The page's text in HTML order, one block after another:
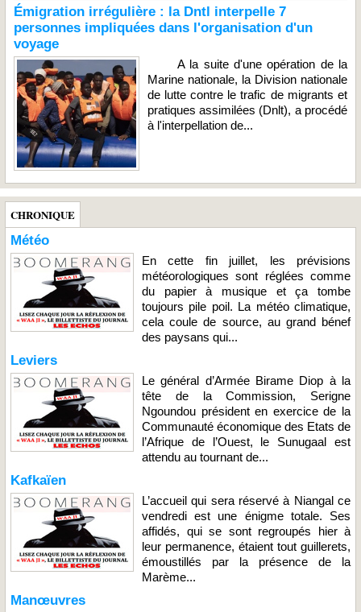
Émigration irrégulière : la Dntl interpelle 7
personnes impliquées dans l'organisation d'un
voyage
A la suite d'une opération de la
Marine nationale, la Division nationale
de lutte contre le trafic de migrants et
pratiques assimilées (Dnlt), a procédé
à l'interpellation de...
CHRONIQUE
Météo
En cette fin juillet, les prévisions
météorologiques sont réglées comme
du papier à musique et ça tombe
toujours pile poil. La météo climatique,
cela coule de source, au grand bénef
des paysans qui...
Leviers
Le général d’Armée Birame Diop à la
tête de la Commission, Serigne
Ngoundou président en exercice de la
Communauté économique des Etats de
l’Afrique de l’Ouest, le Sunugaal est
attendu au tournant de...
Kafkaïen
L’accueil qui sera réservé à Niangal ce
vendredi est une énigme totale. Ses
affidés, qui se sont regroupés hier à
leur permanence, étaient tout guillerets,
émoustillés par la présence de la
Marème...
Manœuvres